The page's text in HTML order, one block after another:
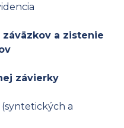
a zistenie
závierky
a